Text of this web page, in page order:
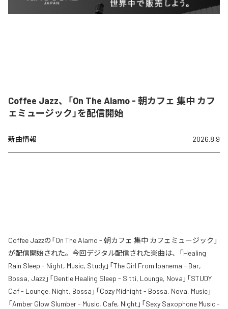
Coffee Jazz、「On The Alamo - 朝カフェ 集中 カフ
ェミュージック」を配信開始
新曲情報 2026.8.9
Coffee Jazzの「On The Alamo - 朝カフェ 集中 カフェミュージック」
が配信開始された。今回デジタル配信された楽曲は、「Healing
Rain Sleep - Night, Music, Study」「The Girl From Ipanema - Bar,
Bossa, Jazz」「Gentle Healing Sleep - Sitti, Lounge, Nova」「STUDY
Caf - Lounge, Night, Bossa」「Cozy Midnight - Bossa, Nova, Music」
「Amber Glow Slumber - Music, Cafe, Night」「Sexy Saxophone Music -